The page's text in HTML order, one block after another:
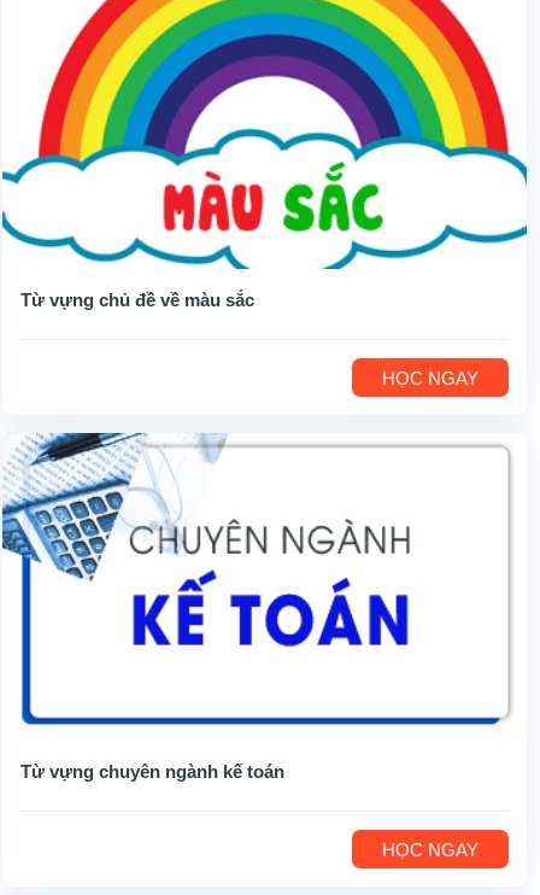
Từ vựng chủ đề về màu sắc
HỌC NGAY
Từ vựng chuyên ngành kế toán
HỌC NGAY